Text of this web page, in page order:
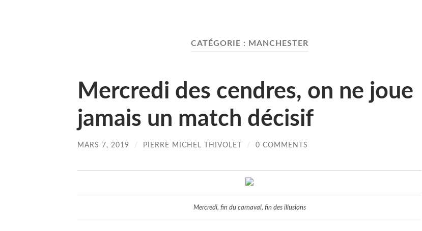
CATÉGORIE : MANCHESTER
Mercredi des cendres, on ne joue
jamais un match décisif
MARS 7, 2019 / PIERRE MICHEL THIVOLET / 0 COMMENTS
Mercredi, fin du carnaval, fin des illusions